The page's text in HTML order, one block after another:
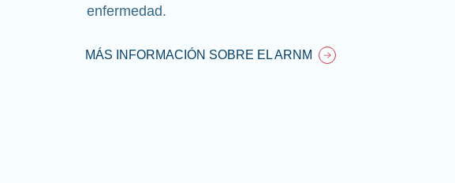
enfermedad.
MÁS INFORMACIÓN SOBRE EL ARNM